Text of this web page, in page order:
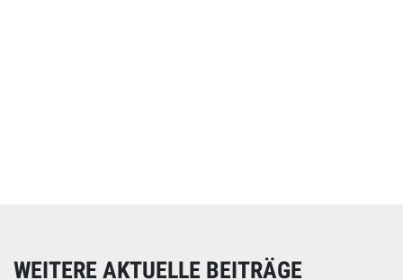
WEITERE AKTUELLE BEITRÄGE